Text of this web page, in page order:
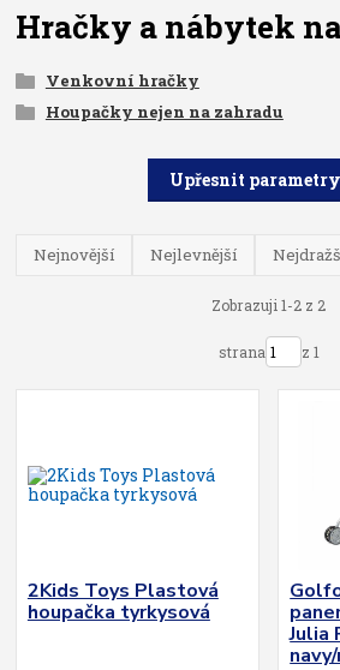
Hračky a nábytek
Venkovní hračky
Houpačky nejen na zahradu
Upřesnit parametry
Nejnovější Nejlevnější
Zobrazuji 1-2 z 2
strana z 1
2Kids Toys Plastová
houpačka tyrkysová
Julia